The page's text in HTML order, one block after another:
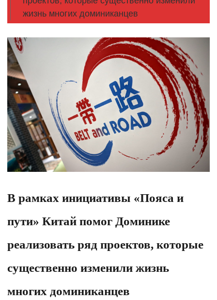
жизнь многих доминиканцев
В рамках инициативы «Пояса и
пути» Китай помог Доминике
реализовать ряд проектов, которые
существенно изменили жизнь
многих доминиканцев